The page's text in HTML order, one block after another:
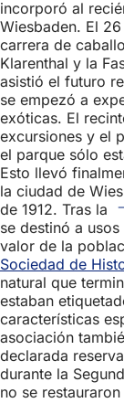
incorporó al
Wiesbaden. El
carrera de
Klarenthal y la
asistió el futuro
se empezó a
exóticas. El
excursiones y el
el parque sólo
Esto llevó
la ciudad de
de 1912. Tras la
se destinó a
valor de la
Sociedad de
natural que
estaban
características
asociación
declarada
durante la
no se